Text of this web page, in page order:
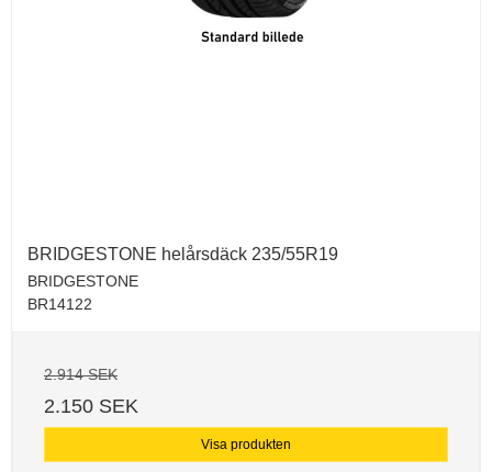
BRIDGESTONE helårsdäck 235/55R19
BRIDGESTONE
BR14122
2.914 SEK
2.150 SEK
Visa produkten